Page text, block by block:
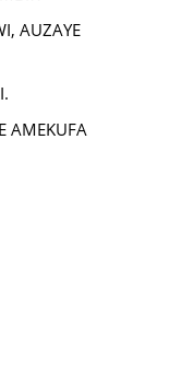
AUZAYE
AMEKUFA